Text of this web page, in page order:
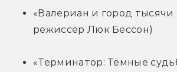
«Валериан и город тысячи
режиссёр Люк Бессон)
«Терминатор: Тёмные